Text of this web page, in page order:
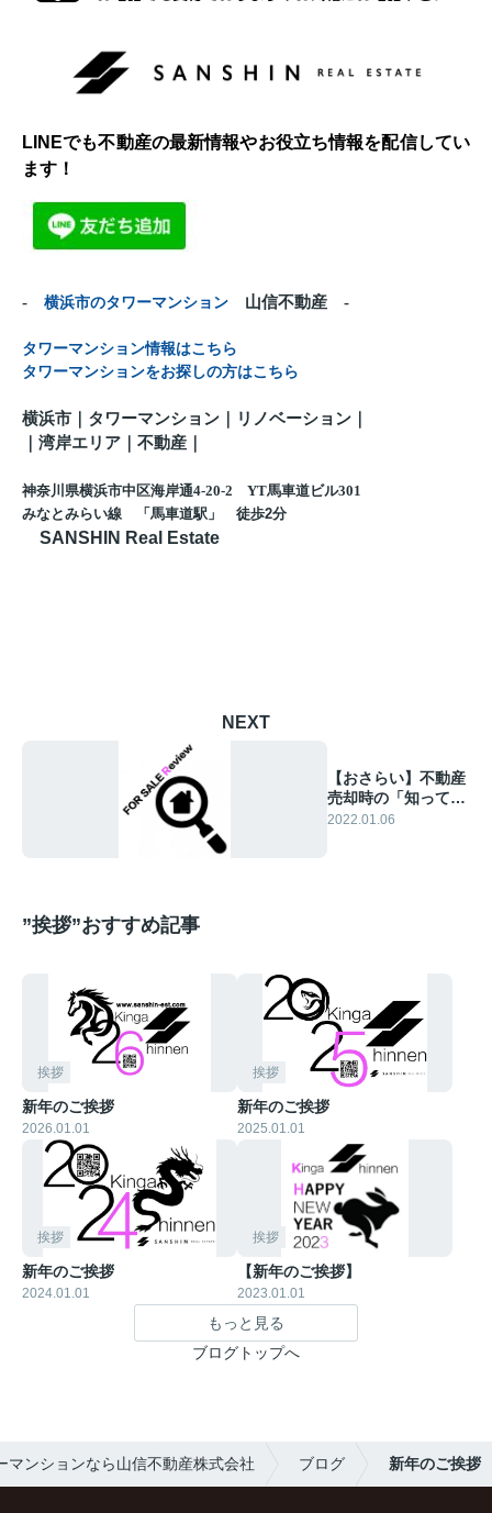
LINEでも不動産の最新情報やお役立ち情報を配信してい
ます！
- 横浜市のタワーマンション 山信不動産 -
タワーマンション情報はこちら
タワーマンションをお探しの方はこちら
横浜市｜タワーマンション｜リノベーション｜
｜ 湾岸エリア｜不動産 ｜
神奈川県横浜市中区海岸通4-20-2 YT馬車道ビル301
みなとみらい線 「馬車道駅」 徒歩2分
SANSHIN Real Estate
NEXT
【おさらい】不動産
売却時の「知ってお
きたい」ポイントに
2022.01.06
”挨拶”おすすめ記事
挨拶
新年のご挨拶
2026.01.01
挨拶
新年のご挨拶
2025.01.01
挨拶
新年のご挨拶
2024.01.01
挨拶
【新年のご挨拶】
2023.01.01
もっと見る
ブログトップへ
マンションなら山信不動産株式会社 ブログ 新年のご挨拶